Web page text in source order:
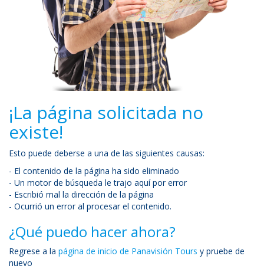
¡La página solicitada no
existe!
Esto puede deberse a una de las siguientes causas:
- El contenido de la página ha sido eliminado
- Un motor de búsqueda le trajo aquí por error
- Escribió mal la dirección de la página
- Ocurrió un error al procesar el contenido.
¿Qué puedo hacer ahora?
Regrese a la página de inicio de Panavisión Tours y pruebe de
nuevo